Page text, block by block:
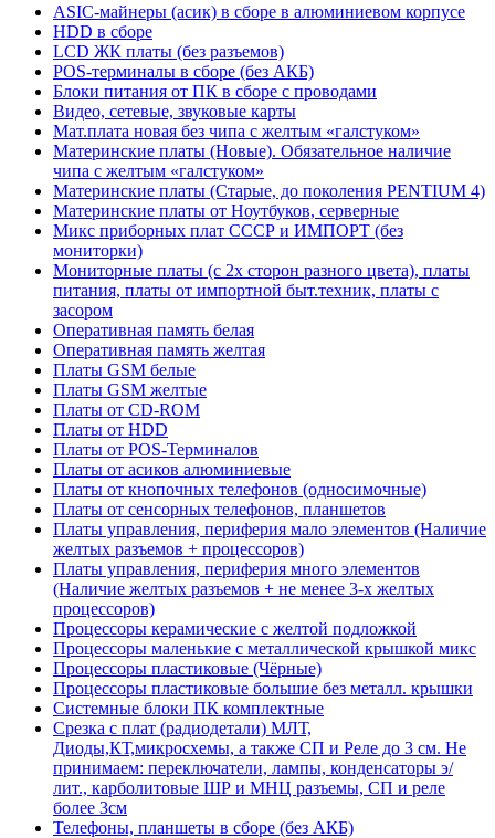
ASIC-майнеры (асик) в сборе в алюминиевом корпусе
HDD в сборе
LCD ЖК платы (без разъемов)
POS-терминалы в сборе (без АКБ)
Блоки питания от ПК в сборе с проводами
Видео, сетевые, звуковые карты
Мат.плата новая без чипа с желтым «галстуком»
Материнские платы (Новые). Обязательное наличие
чипа с желтым «галстуком»
Материнские платы (Старые, до поколения PENTIUM 4)
Материнские платы от Ноутбуков, серверные
Микс приборных плат СССР и ИМПОРТ (без
мониторки)
Мониторные платы (с 2х сторон разного цвета), платы
питания, платы от импортной быт.техник, платы с
засором
Оперативная память белая
Оперативная память желтая
Платы GSM белые
Платы GSM желтые
Платы от CD-ROM
Платы от HDD
Платы от POS-Терминалов
Платы от асиков алюминиевые
Платы от кнопочных телефонов (односимочные)
Платы от сенсорных телефонов, планшетов
Платы управления, периферия мало элементов (Наличие
желтых разъемов + процессоров)
Платы управления, периферия много элементов
(Наличие желтых разъемов + не менее 3-х желтых
процессоров)
Процессоры керамические с желтой подложкой
Процессоры маленькие с металлической крышкой микс
Процессоры пластиковые (Чёрные)
Процессоры пластиковые большие без металл. крышки
Системные блоки ПК комплектные
Срезка с плат (радиодетали) МЛТ,
Диоды,КТ,микросхемы, а также СП и Реле до 3 см. Не
принимаем: переключатели, лампы, конденсаторы э/
лит., карболитовые ШР и МНЦ разъемы, СП и реле
более 3см
Телефоны, планшеты в сборе (без АКБ)